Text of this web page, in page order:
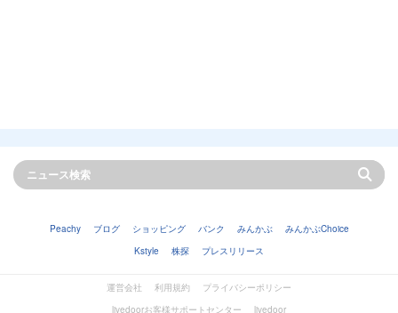
Peachy ブログ ショッピング バンク みんかぶ
みんかぶChoice
Kstyle
株探 プレスリリース
運営会社 利用規約
プライバシーポリシー
livedoorお客様サポートセンター
livedoor